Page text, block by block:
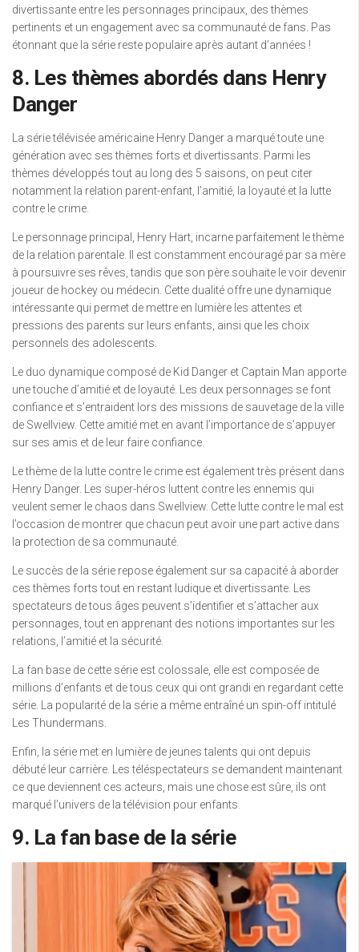
divertissante entre les personnages principaux, des thèmes
pertinents et un engagement avec sa communauté de fans. Pas
étonnant que la série reste populaire après autant d’années !
8. Les thèmes abordés dans Henry
Danger
La série télévisée américaine Henry Danger a marqué toute une
génération avec ses thèmes forts et divertissants. Parmi les
thèmes développés tout au long des 5 saisons, on peut citer
notamment la relation parent-enfant, l’amitié, la loyauté et la lutte
contre le crime.
Le personnage principal, Henry Hart, incarne parfaitement le thème
de la relation parentale. Il est constamment encouragé par sa mère
à poursuivre ses rêves, tandis que son père souhaite le voir devenir
joueur de hockey ou médecin. Cette dualité offre une dynamique
intéressante qui permet de mettre en lumière les attentes et
pressions des parents sur leurs enfants, ainsi que les choix
personnels des adolescents.
Le duo dynamique composé de Kid Danger et Captain Man apporte
une touche d’amitié et de loyauté. Les deux personnages se font
confiance et s’entraident lors des missions de sauvetage de la ville
de Swellview. Cette amitié met en avant l’importance de s’appuyer
sur ses amis et de leur faire confiance.
Le thème de la lutte contre le crime est également très présent dans
Henry Danger. Les super-héros luttent contre les ennemis qui
veulent semer le chaos dans Swellview. Cette lutte contre le mal est
l’occasion de montrer que chacun peut avoir une part active dans
la protection de sa communauté.
Le succès de la série repose également sur sa capacité à aborder
ces thèmes forts tout en restant ludique et divertissante. Les
spectateurs de tous âges peuvent s’identifier et s’attacher aux
personnages, tout en apprenant des notions importantes sur les
relations, l’amitié et la sécurité.
La fan base de cette série est colossale, elle est composée de
millions d’enfants et de tous ceux qui ont grandi en regardant cette
série. La popularité de la série a même entraîné un spin-off intitulé
Les Thundermans.
Enfin, la série met en lumière de jeunes talents qui ont depuis
débuté leur carrière. Les téléspectateurs se demandent maintenant
ce que deviennent ces acteurs, mais une chose est sûre, ils ont
marqué l’univers de la télévision pour enfants.
9. La fan base de la série